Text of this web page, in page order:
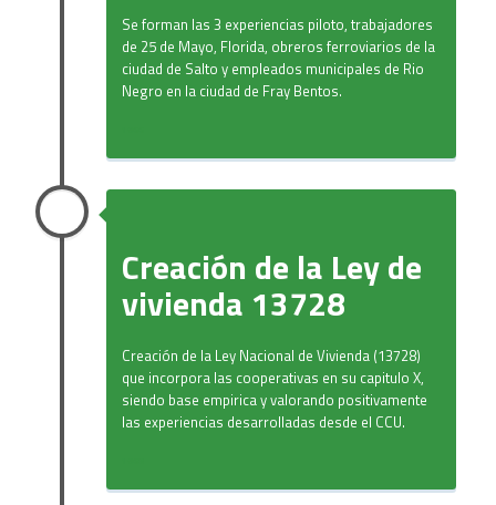
Se forman las 3 experiencias piloto, trabajadores
de 25 de Mayo, Florida, obreros ferroviarios de la
ciudad de Salto y empleados municipales de Rio
Negro en la ciudad de Fray Bentos.
Creación de la Ley de
vivienda 13728
Creación de la Ley Nacional de Vivienda (13728)
que incorpora las cooperativas en su capitulo X,
siendo base empirica y valorando positivamente
las experiencias desarrolladas desde el CCU.